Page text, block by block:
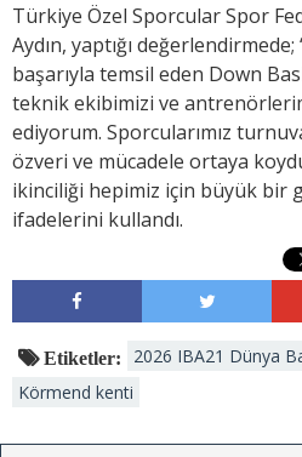
Türkiye Özel Sporcular Spor
Aydın, yaptığı
başarıyla temsil eden Down
teknik ekibimizi ve
ediyorum. Sporcularımız
özveri ve mücadele ortaya
ikinciliği hepimiz için büyük bir
ifadelerini kullandı.
Etiketler:
2026 IBA21 Dünya
Körmend kenti